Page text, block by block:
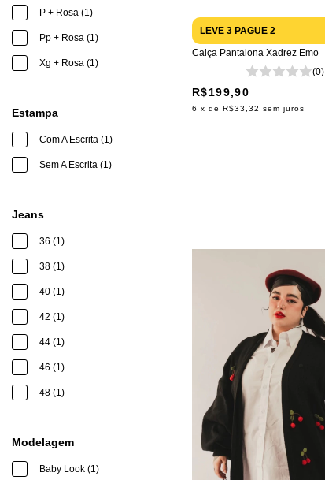
P + Rosa (1)
Pp + Rosa (1)
Xg + Rosa (1)
Estampa
Com A Escrita (1)
Sem A Escrita (1)
Jeans
36 (1)
38 (1)
40 (1)
42 (1)
44 (1)
46 (1)
48 (1)
Modelagem
Baby Look (1)
LEVE 3 PAGUE 2
Calça Pantalona Xadrez Emo
(0)
R$199,90
6 x de R$33,32 sem juros